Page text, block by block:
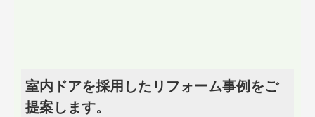
室内ドアを採用したリフォーム事例をご
提案します。